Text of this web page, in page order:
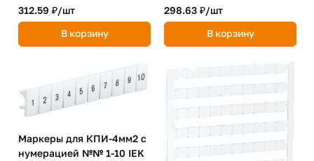
312.59 ₽/шт
В корзину
298.63 ₽/шт
В корзину
Маркеры для КПИ-4мм2 с
нумерацией №№ 1-10 IEK